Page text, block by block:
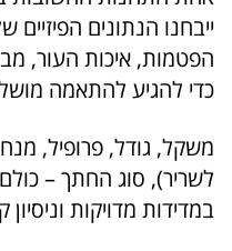
ייבחנו הנתונים
הפטמות, איכות העור,
כדי להגיע להתאמה
משקל, גודל, פרופיל,
לשריר), סוג החתך –
במדידות מדויקות וניסיון